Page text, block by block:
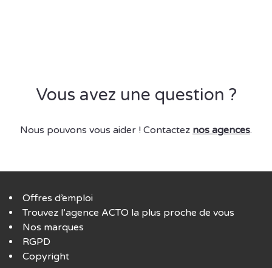
Vous avez une question ?
Nous pouvons vous aider ! Contactez nos agences.
Offres d’emploi
Trouvez l’agence ACTO la plus proche de vous
Nos marques
RGPD
Copyright